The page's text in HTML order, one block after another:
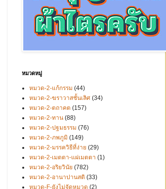
หมวดหมู่
หมวด-2-แก้กรรม (44)
หมวด-2-ฆราวาสชั้นเลิศ (34)
หมวด-2-ตถาคต (157)
หมวด-2-ทาน (88)
หมวด-2-ปฐมธรรม (76)
หมวด-2-ภพภูมิ (149)
หมวด-2-มรรควิธีที่ง่าย (29)
หมวด-2-เมตตา-แผ่เมตตา (1)
หมวด-2-อริยวินัย (782)
หมวด-2-อานาปานสติ (33)
หมวด-F-ยังไม่จัดหมวด (2)